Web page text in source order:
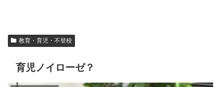
教育・育児・不登校
育児ノイローゼ？